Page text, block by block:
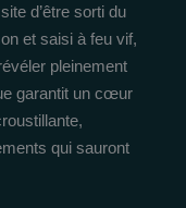
d’être sorti du
et saisi à feu vif,
pleinement
garantit un cœur
qui sauront